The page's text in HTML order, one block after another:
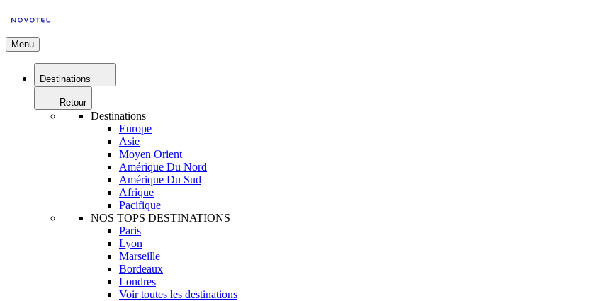
Menu
Destinations
Retour
Destinations
Europe
Asie
Moyen Orient
Amérique Du Nord
Amérique Du Sud
Afrique
Pacifique
NOS TOPS DESTINATIONS
Paris
Lyon
Marseille
Bordeaux
Londres
Voir toutes les destinations